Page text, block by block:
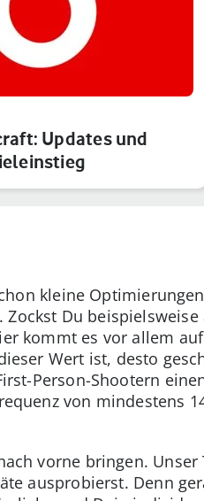
Updates und
kleine
Du beispielsweise
kommt es vor allem
Wert ist, desto
Person-Shootern
von mindestens
vorne bringen. Unser
ausprobierst. Denn